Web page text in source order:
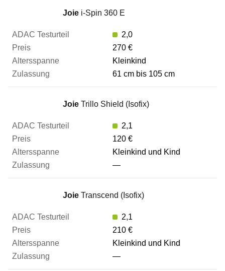
Joie i-Spin 360 E
2,0
270 €
Kleinkind
61 cm bis 105 cm
Joie Trillo Shield (Isofix)
2,1
120 €
Kleinkind und Kind
—
Joie Transcend (Isofix)
2,1
210 €
Kleinkind und Kind
—